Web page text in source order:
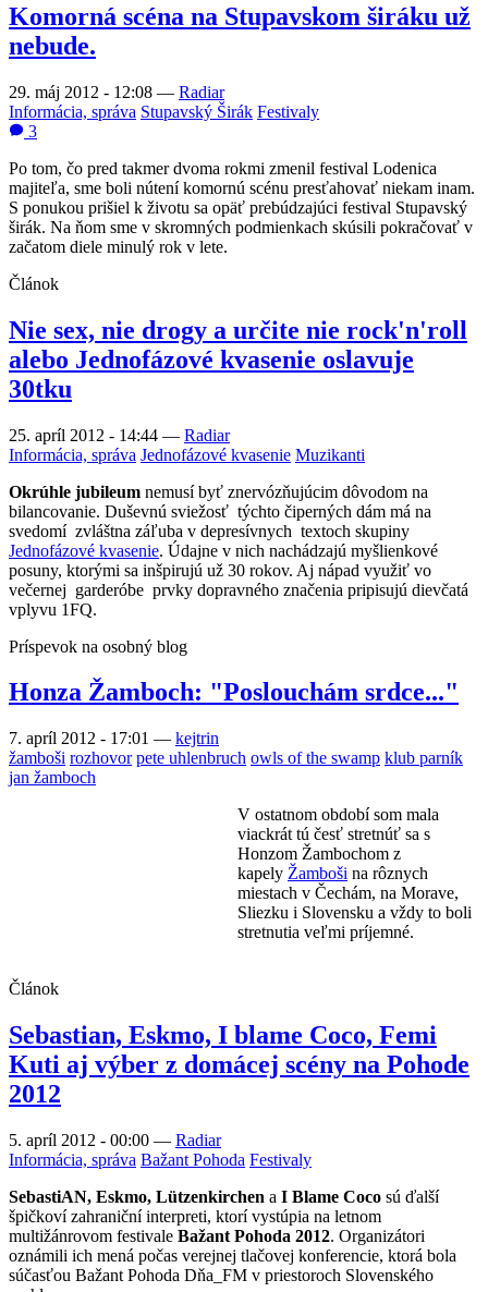
Komorná scéna na Stupavskom širáku už
nebude.
29. máj 2012 - 12:08 — Radiar
Informácia, správa Stupavský Širák Festivaly
3
Po tom, čo pred takmer dvoma rokmi zmenil festival Lodenica
majiteľa, sme boli nútení komornú scénu presťahovať niekam inam.
S ponukou prišiel k životu sa opäť prebúdzajúci festival Stupavský
širák. Na ňom sme v skromných podmienkach skúsili pokračovať v
začatom diele minulý rok v lete.
Článok
Nie sex, nie drogy a určite nie rock'n'roll
alebo Jednofázové kvasenie oslavuje
30tku
25. apríl 2012 - 14:44 — Radiar
Informácia, správa Jednofázové kvasenie Muzikanti
Okrúhle jubileum nemusí byť znervózňujúcim dôvodom na
bilancovanie. Duševnú sviežosť týchto čiperných dám má na
svedomí zvláštna záľuba v depresívnych textoch skupiny
Jednofázové kvasenie. Údajne v nich nachádzajú myšlienkové
posuny, ktorými sa inšpirujú už 30 rokov. Aj nápad využiť vo
večernej garderóbe prvky dopravného značenia pripisujú dievčatá
vplyvu 1FQ.
Príspevok na osobný blog
Honza Žamboch: "Poslouchám srdce..."
7. apríl 2012 - 17:01 — kejtrin
žamboši rozhovor pete uhlenbruch owls of the swamp klub parník
jan žamboch
V ostatnom období som mala
viackrát tú česť stretnúť sa s
Honzom Žambochom z
kapely Žamboši na rôznych
miestach v Čechám, na Morave,
Sliezku i Slovensku a vždy to boli
stretnutia veľmi príjemné.
Článok
Sebastian, Eskmo, I blame Coco, Femi
Kuti aj výber z domácej scény na Pohode
2012
5. apríl 2012 - 00:00 — Radiar
Informácia, správa Bažant Pohoda Festivaly
SebastiAN, Eskmo, Lützenkirchen a I Blame Coco sú ďalší
špičkoví zahraniční interpreti, ktorí vystúpia na letnom
multižánrovom festivale Bažant Pohoda 2012. Organizátori
oznámili ich mená počas verejnej tlačovej konferencie, ktorá bola
súčasťou Bažant Pohoda Dňa_FM v priestoroch Slovenského